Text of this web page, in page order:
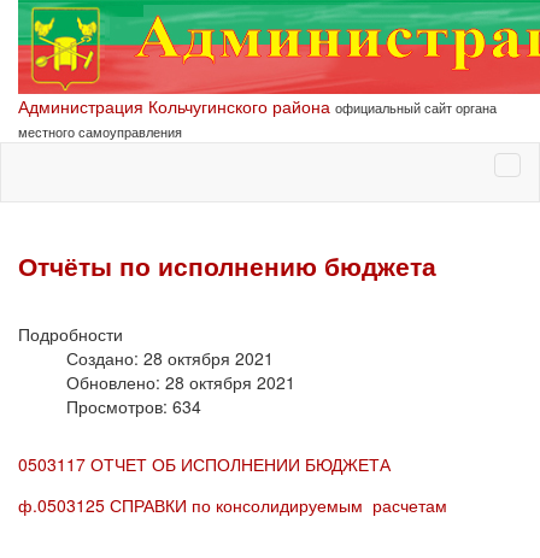
Администрация Кольчугинского района официальный сайт органа
местного самоуправления
Отчёты по исполнению бюджета
Подробности
Создано: 28 октября 2021
Обновлено: 28 октября 2021
Просмотров: 634
0503117 ОТЧЕТ ОБ ИСПОЛНЕНИИ БЮДЖЕТА
ф.0503125 СПРАВКИ по консолидируемым расчетам